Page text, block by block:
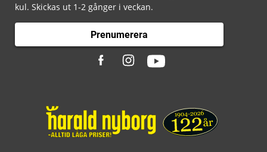
kul. Skickas ut 1-2 gånger i veckan.
Prenumerera